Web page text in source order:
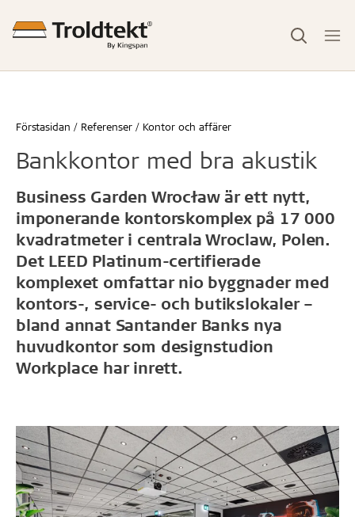
Förstasidan Referenser Kontor och affärer
Bankkontor med bra akustik
Business Garden Wrocław är ett nytt,
imponerande kontorskomplex på 17 000
kvadratmeter i centrala Wroclaw, Polen.
Det LEED Platinum-certifierade
komplexet omfattar nio byggnader med
kontors-, service- och butikslokaler –
bland annat Santander Banks nya
huvudkontor som designstudion
Workplace har inrett.